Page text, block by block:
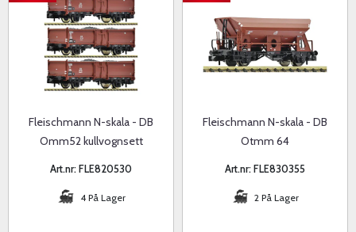
Fleischmann N-skala - DB
Omm52 kullvognsett
Art.nr: FLE820530
4 På Lager
Fleischmann N-skala - DB
Otmm 64
Art.nr: FLE830355
2 På Lager